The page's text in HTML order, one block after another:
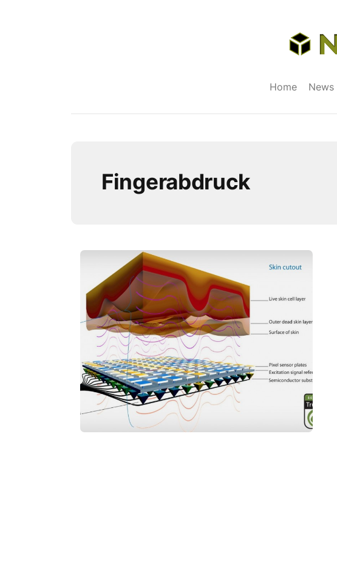
Home News
Fingerabdruck